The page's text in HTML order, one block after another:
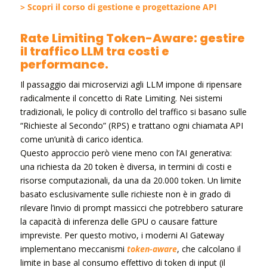
> Scopri il corso di gestione e progettazione API
Rate Limiting Token-Aware: gestire
il traffico LLM tra costi e
performance.
Il passaggio dai microservizi agli LLM impone di ripensare
radicalmente il concetto di Rate Limiting. Nei sistemi
tradizionali, le policy di controllo del traffico si basano sulle
“Richieste al Secondo” (RPS) e trattano ogni chiamata API
come un’unità di carico identica.
Questo approccio però viene meno con l’AI generativa:
una richiesta da 20 token è diversa, in termini di costi e
risorse computazionali, da una da 20.000 token. Un limite
basato esclusivamente sulle richieste non è in grado di
rilevare l’invio di prompt massicci che potrebbero saturare
la capacità di inferenza delle GPU o causare fatture
impreviste. Per questo motivo, i moderni AI Gateway
implementano meccanismi token-aware, che calcolano il
limite in base al consumo effettivo di token di input (il